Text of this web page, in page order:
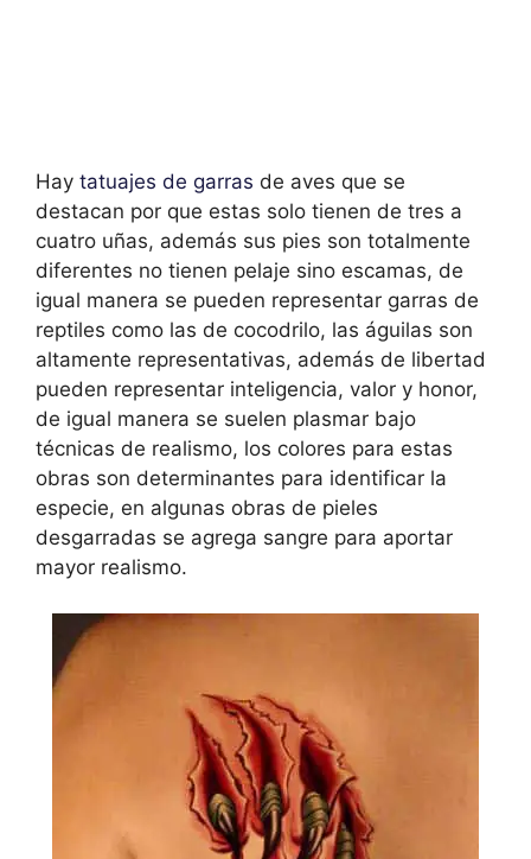
Hay tatuajes de garras de aves que se
destacan por que estas solo tienen de tres a
cuatro uñas, además sus pies son totalmente
diferentes no tienen pelaje sino escamas, de
igual manera se pueden representar garras de
reptiles como las de cocodrilo, las águilas son
altamente representativas, además de libertad
pueden representar inteligencia, valor y honor,
de igual manera se suelen plasmar bajo
técnicas de realismo, los colores para estas
obras son determinantes para identificar la
especie, en algunas obras de pieles
desgarradas se agrega sangre para aportar
mayor realismo.